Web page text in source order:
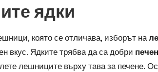
ядки
която се отличава, изборът на
вкус. Ядките трябва да са добри
лешниците върху тава за печене.